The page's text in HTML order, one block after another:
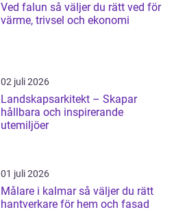
Ved falun så väljer du rätt ved för
värme, trivsel och ekonomi
02 juli 2026
Landskapsarkitekt – Skapar
hållbara och inspirerande
utemiljöer
01 juli 2026
Målare i kalmar så väljer du rätt
hantverkare för hem och fasad